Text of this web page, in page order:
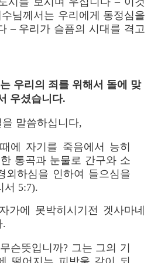
님께서는 우리에게 동정심을
– 우리가 슬픔의 시대를 격고
우리의 죄를 위해서 돌에 맞
우셨습니다.
말씀하십니다,
에 자기를 죽음에서 능히
통곡과 눈물로 간구와 소
외하심을 인하여 들으심을
서 5:7).
가에 못박히시기전 겟사마네
.
슨뜻입니까? 그는 그의 기